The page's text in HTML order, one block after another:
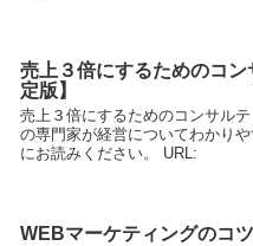
売上３倍にするためのコ
定版】
売上３倍にするためのコンサル
の専門家が経営についてわかり
にお読みください。 URL:
WEBマーケティングのコ